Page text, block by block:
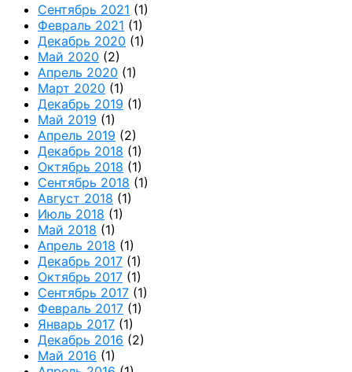
Сентябрь 2021 (1)
Февраль 2021 (1)
Декабрь 2020 (1)
Май 2020 (2)
Апрель 2020 (1)
Март 2020 (1)
Декабрь 2019 (1)
Май 2019 (1)
Апрель 2019 (2)
Декабрь 2018 (1)
Октябрь 2018 (1)
Сентябрь 2018 (1)
Август 2018 (1)
Июль 2018 (1)
Май 2018 (1)
Апрель 2018 (1)
Декабрь 2017 (1)
Октябрь 2017 (1)
Сентябрь 2017 (1)
Февраль 2017 (1)
Январь 2017 (1)
Декабрь 2016 (2)
Май 2016 (1)